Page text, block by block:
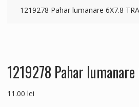
1219278 Pahar lumanare 6X7.8
1219278 Pahar lumanare
11.00 lei